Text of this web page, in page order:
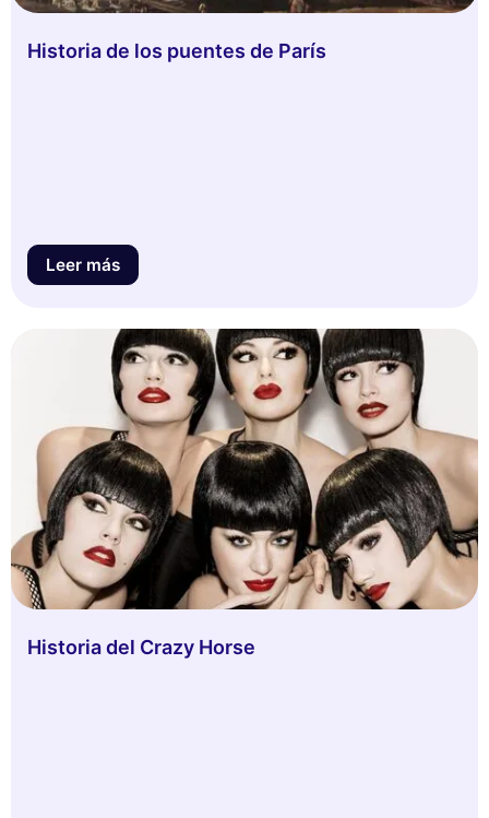
Historia de los puentes de París
Leer más
Historia del Crazy Horse